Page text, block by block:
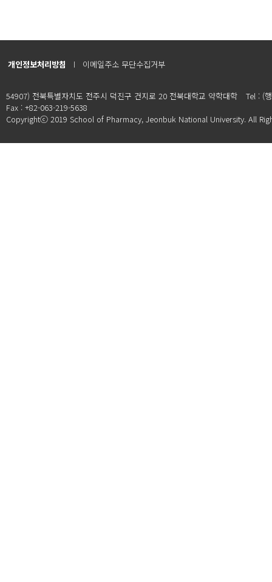
개인정보처리방침 이메일주소 무단수집거부
54907) 전북특별자치도 전주시 덕진구 건지로 20 전북대학교 약학대학
Tel : (
Fax : +82-063-219-5638
Copyrightⓒ 2019 School of Pharmacy, Jeonbuk National University. All